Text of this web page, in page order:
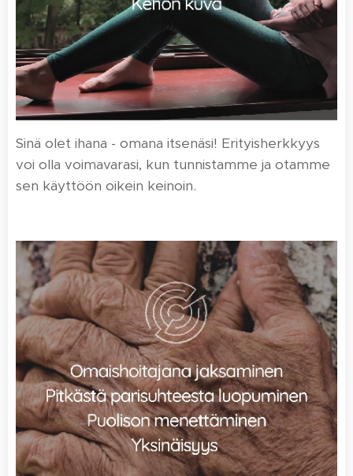
Sinä olet ihana - omana itsenäsi! Erityisherkkyys
voi olla voimavarasi, kun tunnistamme ja otamme
sen käyttöön oikein keinoin.